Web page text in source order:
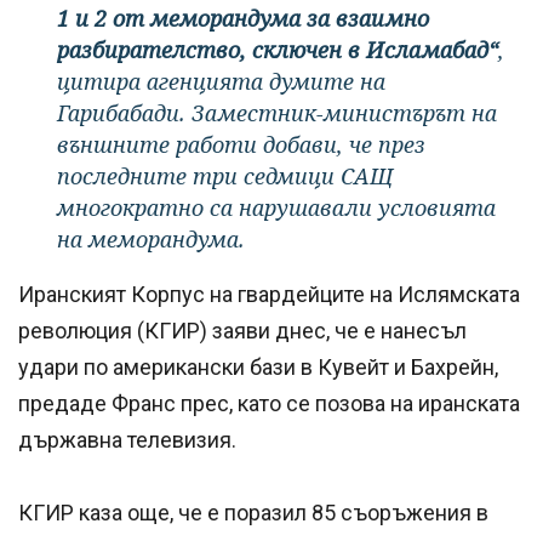
1 и 2 от меморандума за взаимно
разбирателство, сключен в Исламабад“,
цитира агенцията думите на
Гарибабади. Заместник-министърът на
външните работи добави, че през
последните три седмици САЩ
многократно са нарушавали условията
на меморандума.
Иранският Корпус на гвардейците на Ислямската
революция (КГИР) заяви днес, че е нанесъл
удари по американски бази в Кувейт и Бахрейн,
предаде Франс прес, като се позова на иранската
държавна телевизия.
КГИР каза още, че е поразил 85 съоръжения в